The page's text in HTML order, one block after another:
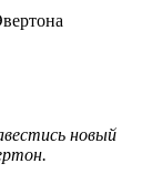
новый